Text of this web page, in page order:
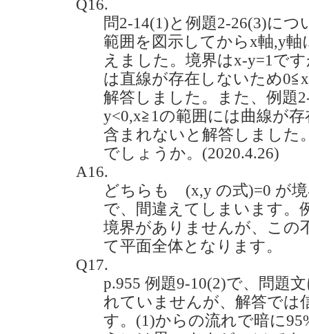
Q16.
問2-14(1)と例題2-26(3)に
範囲を図示してからx軸,y
えました。境界はx-y=1で
は直線が存在しないため
解答しました。また、例題
y<0,x≧1の範囲には曲線が
含まれないと解答しました
でしょうか。(2020.4.26)
A16.
どちらも (x,y の式)=0 が
で、間違えてしまいます。
境界がありませんが、この
て平面全体となります。
Q17.
p.955 例題9-10(2)で、問題
れていませんが、解答では
す。(1)からの流れで暗に